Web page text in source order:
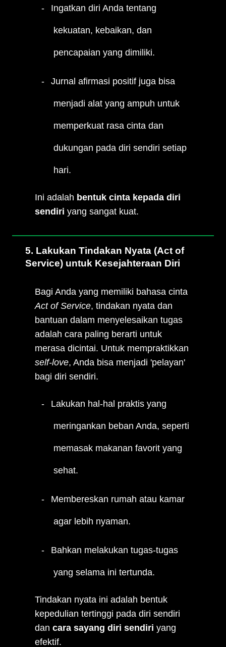
Ingatkan diri Anda tentang
kekuatan, kebaikan, dan
pencapaian yang dimiliki.
Jurnal afirmasi positif juga bisa
menjadi alat yang ampuh untuk
memperkuat rasa cinta dan
dukungan pada diri sendiri setiap
hari.
Ini adalah bentuk cinta kepada diri
sendiri yang sangat kuat.
5. Lakukan Tindakan Nyata (Act of
Service) untuk Kesejahteraan Diri
Bagi Anda yang memiliki bahasa cinta
Act of Service, tindakan nyata dan
bantuan dalam menyelesaikan tugas
adalah cara paling berarti untuk
merasa dicintai. Untuk mempraktikkan
self-love, Anda bisa menjadi 'pelayan'
bagi diri sendiri.
Lakukan hal-hal praktis yang
meringankan beban Anda, seperti
memasak makanan favorit yang
sehat.
Membereskan rumah atau kamar
agar lebih nyaman.
Bahkan melakukan tugas-tugas
yang selama ini tertunda.
Tindakan nyata ini adalah bentuk
kepedulian tertinggi pada diri sendiri
dan cara sayang diri sendiri yang
efektif.